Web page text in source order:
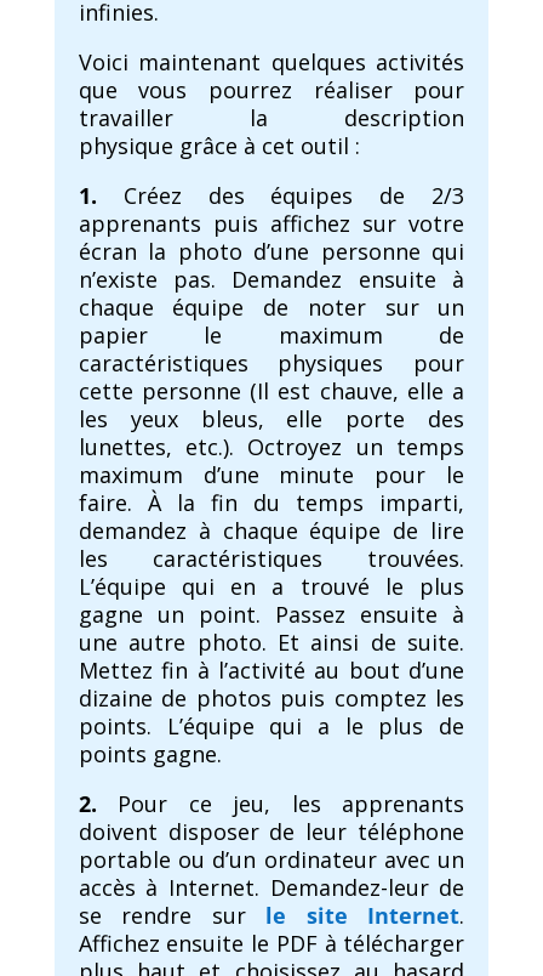
infinies.
Voici maintenant quelques activités
que vous pourrez réaliser pour
travailler la description
physique grâce à cet outil :
1. Créez des équipes de 2/3
apprenants puis affichez sur votre
écran la photo d’une personne qui
n’existe pas. Demandez ensuite à
chaque équipe de noter sur un
papier le maximum de
caractéristiques physiques pour
cette personne (Il est chauve, elle a
les yeux bleus, elle porte des
lunettes, etc.). Octroyez un temps
maximum d’une minute pour le
faire. À la fin du temps imparti,
demandez à chaque équipe de lire
les caractéristiques trouvées.
L’équipe qui en a trouvé le plus
gagne un point. Passez ensuite à
une autre photo. Et ainsi de suite.
Mettez fin à l’activité au bout d’une
dizaine de photos puis comptez les
points. L’équipe qui a le plus de
points gagne.
2. Pour ce jeu, les apprenants
doivent disposer de leur téléphone
portable ou d’un ordinateur avec un
accès à Internet. Demandez-leur de
se rendre sur le site Internet.
Affichez ensuite le PDF à télécharger